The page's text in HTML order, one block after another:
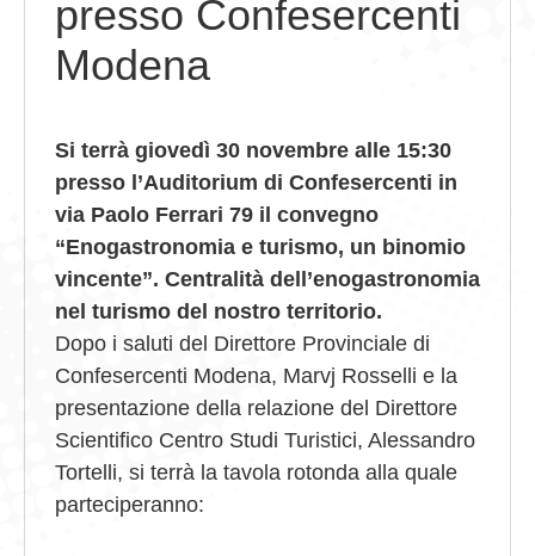
presso Confesercenti
Modena
Si terrà giovedì 30 novembre alle 15:30
presso l’Auditorium di Confesercenti in
via Paolo Ferrari 79 il convegno
“Enogastronomia e turismo, un binomio
vincente”. Centralità dell’enogastronomia
nel turismo del nostro territorio.
Dopo i saluti del Direttore Provinciale di
Confesercenti Modena, Marvj Rosselli e la
presentazione della relazione del Direttore
Scientifico Centro Studi Turistici, Alessandro
Tortelli, si terrà la tavola rotonda alla quale
parteciperanno: